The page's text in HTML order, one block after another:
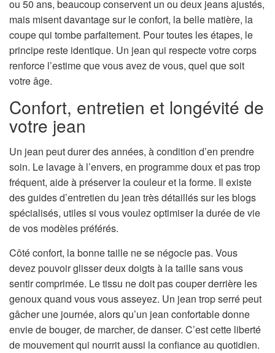
ou 50 ans, beaucoup conservent un ou deux jeans ajustés,
mais misent davantage sur le confort, la belle matière, la
coupe qui tombe parfaitement. Pour toutes les étapes, le
principe reste identique. Un jean qui respecte votre corps
renforce l’estime que vous avez de vous, quel que soit
votre âge.
Confort, entretien et longévité de
votre jean
Un jean peut durer des années, à condition d’en prendre
soin. Le lavage à l’envers, en programme doux et pas trop
fréquent, aide à préserver la couleur et la forme. Il existe
des guides d’entretien du jean très détaillés sur les blogs
spécialisés, utiles si vous voulez optimiser la durée de vie
de vos modèles préférés.
Côté confort, la bonne taille ne se négocie pas. Vous
devez pouvoir glisser deux doigts à la taille sans vous
sentir comprimée. Le tissu ne doit pas couper derrière les
genoux quand vous vous asseyez. Un jean trop serré peut
gâcher une journée, alors qu’un jean confortable donne
envie de bouger, de marcher, de danser. C’est cette liberté
de mouvement qui nourrit aussi la confiance au quotidien.